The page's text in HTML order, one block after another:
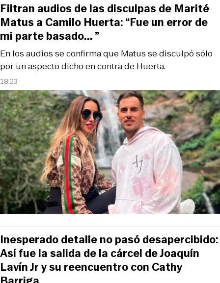
18:23
En los audios se confirma que Matus se disculpó sólo
por un aspecto dicho en contra de Huerta.
Filtran audios de las disculpas de Marité
Matus a Camilo Huerta: “Fue un error de
mi parte basado... ”
Inesperado detalle no pasó desapercibido:
Así fue la salida de la cárcel de Joaquín
Lavín Jr y su reencuentro con Cathy